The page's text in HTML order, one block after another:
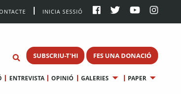
INICIA SESSIÓ
SUBSCRIU-T'HI FES UNA DONACIÓ
ENTREVISTA OPINIÓ GALERIES PAPER